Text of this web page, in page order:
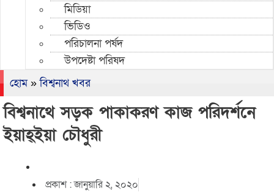
মিডিয়া
ভিডিও
পরিচালনা পর্ষদ
উপদেষ্টা পরিষদ
হোম»বিশ্বনাথ খবর
বিশ্বনাথে সড়ক পাকাকরণ কাজ পরিদর্শনে
ইয়াহ্ইয়া চৌধুরী
প্রকাশ :জানুয়ারি ২, ২০২০